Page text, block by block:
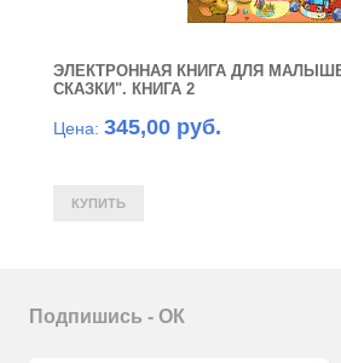
ЭЛЕКТРОННАЯ КНИГА ДЛЯ
СКАЗКИ". КНИГА 2
Цена: 345,00 руб.
Подпишись - ОК